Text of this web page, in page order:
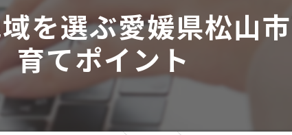
を選ぶ愛媛県松山
育てポイント